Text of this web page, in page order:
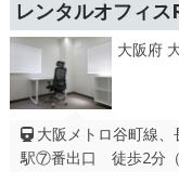
レンタルオフィ
大阪府
大阪メトロ谷町線
駅⑦番出口 徒歩2分（